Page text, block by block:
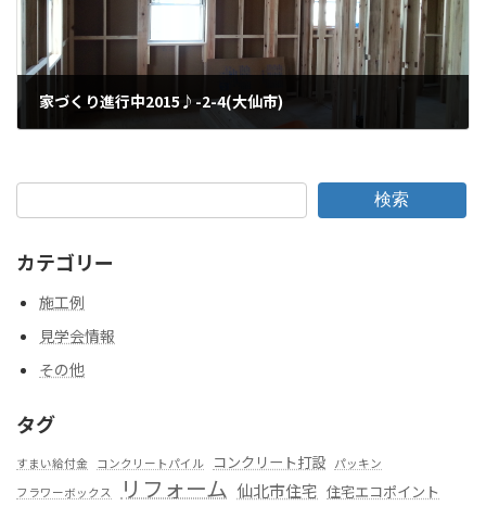
家づくり進行中2015♪-2-4(大仙市)
検索
カテゴリー
施工例
見学会情報
その他
タグ
すまい給付金 コンクリートパイル コンクリート打設 パッキン
フラワーボックス
リフォーム 仙北市住宅 住宅エコポイント